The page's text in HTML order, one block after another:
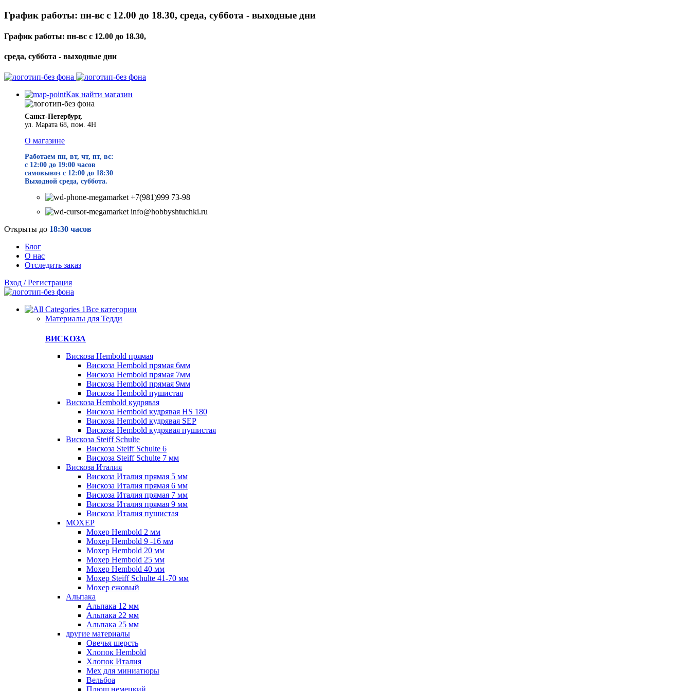
График работы: пн-вс с 12.00 до 18.30, среда, суббота - выходные дни
График работы: пн-вс с 12.00 до 18.30,
среда, суббота - выходные дни
Как найти магазин
Санкт-Петербург,
ул. Марата 68, пом. 4Н
О магазине
Работаем пн, вт, чт, пт, вс:
с 12:00 до 19:00 часов
самовывоз с 12:00 до 18:30
Выходной среда, суббота.
+7(981)999 73-98
info@hobbyshtuchki.ru
Открыты до 18:30 часов
Блог
О нас
Отследить заказ
Вход / Регистрация
Все категории
Материалы для Тедди
ВИСКОЗА
Вискоза Hembold прямая
Вискоза Hembold прямая 6мм
Вискоза Hembold прямая 7мм
Вискоза Hembold прямая 9мм
Вискоза Hembold пушистая
Вискоза Hembold кудрявая
Вискоза Hembold кудрявая HS 180
Вискоза Hembold кудрявая SEP
Вискоза Hembold кудрявая пушистая
Вискоза Steiff Schulte
Вискоза Steiff Schulte 6
Вискоза Steiff Schulte 7 мм
Вискоза Италия
Вискоза Италия прямая 5 мм
Вискоза Италия прямая 6 мм
Вискоза Италия прямая 7 мм
Вискоза Италия прямая 9 мм
Вискоза Италия пушистая
МОХЕР
Мохер Hembold 2 мм
Мохер Hembold 9 -16 мм
Мохер Hembold 20 мм
Мохер Hembold 25 мм
Мохер Hembold 40 мм
Мохер Steiff Schulte 41-70 мм
Мохер ежовый
Альпака
Альпака 12 мм
Альпака 22 мм
Альпака 25 мм
другие материалы
Овечья шерсть
Хлопок Hembold
Хлопок Италия
Мех для миниатюры
Вельбоа
Плюш немецкий